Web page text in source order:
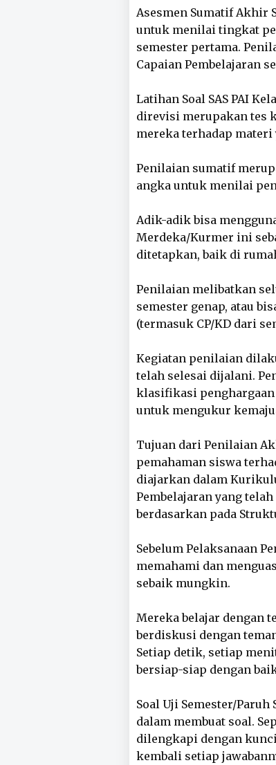
Asesmen Sumatif Akhir
untuk menilai tingkat
semester pertama.
Capaian Pembelajaran
Latihan Soal SAS PAI
direvisi merupakan tes
mereka terhadap materi
Penilaian sumatif
angka untuk menilai
Adik-adik bisa
Merdeka/Kurmer ini
ditetapkan, baik di
Penilaian melibatkan
semester genap, atau
(termasuk CP/KD dari
Kegiatan penilaian
telah selesai dijalani.
klasifikasi
untuk mengukur
Tujuan dari Penilaian
pemahaman siswa
diajarkan dalam
Pembelajaran yang
berdasarkan pada
Sebelum Pelaksanaan
memahami dan
sebaik mungkin.
Mereka belajar dengan
berdiskusi dengan
Setiap detik, setiap
bersiap-siap dengan
Soal Uji Semester/
dalam membuat soal.
dilengkapi dengan
kembali setiap